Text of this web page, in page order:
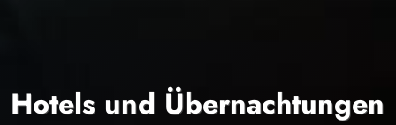
Hotels und Übernachtungen